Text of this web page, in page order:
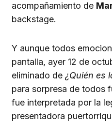
acompañamiento de
backstage.
Y aunque todos
pantalla, ayer 12 de
eliminado de ¿Quién es
para sorpresa de todos
fue interpretada por la
presentadora